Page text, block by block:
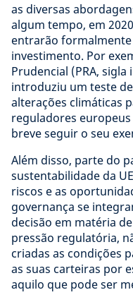
as diversas
algum tempo, em
entrarão
investimento. Por
Prudencial (PRA,
introduziu um teste
alterações climáticas
reguladores
breve seguir o seu
Além disso, parte do
sustentabilidade da
riscos e as
governança se
decisão em matéria
pressão regulatória,
criadas as condições
as suas carteiras por
aquilo que pode ser